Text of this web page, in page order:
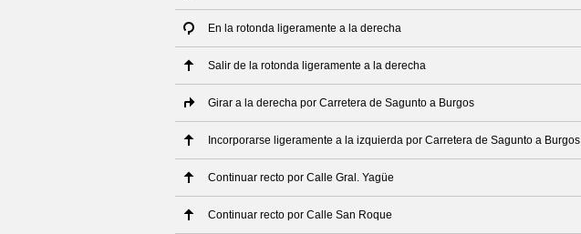
En la rotonda ligeramente a la derecha
Salir de la rotonda ligeramente a la derecha
Girar a la derecha por Carretera de Sagunto a Burgos
Incorporarse ligeramente a la izquierda por Carretera de Sagunto a Burgos
Continuar recto por Calle Gral. Yagüe
Continuar recto por Calle San Roque